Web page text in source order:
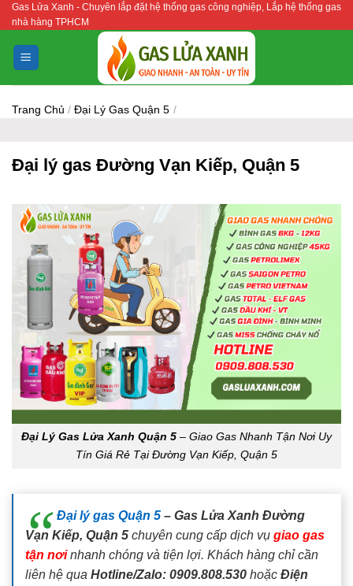
Bỏ
qua
nội
dung
Gas Lửa Xanh - Chuyên lắp đặt hệ thống gas công nghiệp, Lắp hệ thống gas
nhà hàng TPHCM
Trang Chủ / Đại Lý Gas Quận 5 /
Đại lý gas Đường Vạn Kiếp, Quận 5
Đại Lý Gas Lửa Xanh Quận 5 – Giao Gas Nhanh Tận Nơi Uy
Tín Giá Rẻ Tại Đường Vạn Kiếp, Quận 5
Đại lý gas Quận 5 – Gas Lửa Xanh Đường
Vạn Kiếp, Quận 5 chuyên cung cấp dịch vụ giao gas
tận nơinhanh chóng và tiện lợi. Khách hàng chỉ cần
liên hệ qua Hotline/Zalo: 0909.808.530 hoặc Điện